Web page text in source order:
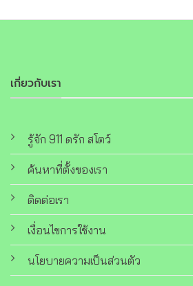
เกี่ยวกับเรา
รู้จัก 911 ดรัก สโตว์
ค้นหาที่ตั้งของเรา
ติดต่อเรา
เงื่อนไขการใช้งาน
นโยบายความเป็นส่วนตัว